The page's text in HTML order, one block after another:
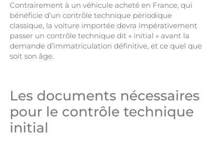
Contrairement à un véhicule acheté en France, qui
bénéficie d’un contrôle technique périodique
classique, la voiture importée devra impérativement
passer un contrôle technique dit « initial » avant la
demande d’immatriculation définitive, et ce quel que
soit son âge.
Les documents nécessaires
pour le contrôle technique
initial